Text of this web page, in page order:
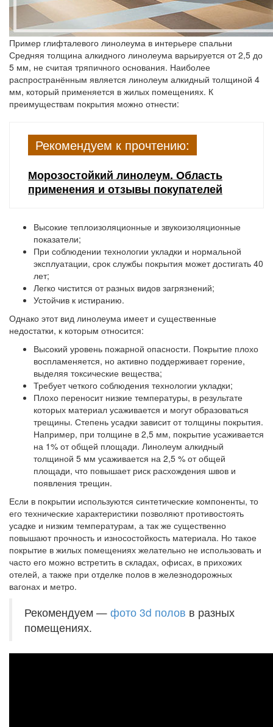
Пример глифталевого линолеума в интерьере спальни
Средняя толщина алкидного линолеума варьируется от 2,5 до
5 мм, не считая тряпичного основания. Наиболее
распространённым является линолеум алкидный толщиной 4
мм, который применяется в жилых помещениях. К
преимуществам покрытия можно отнести:
Рекомендуем к прочтению:
Морозостойкий линолеум. Область
применения и отзывы покупателей
Высокие теплоизоляционные и звукоизоляционные
показатели;
При соблюдении технологии укладки и нормальной
эксплуатации, срок службы покрытия может достигать 40
лет;
Легко чистится от разных видов загрязнений;
Устойчив к истиранию.
Однако этот вид линолеума имеет и существенные
недостатки, к которым относится:
Высокий уровень пожарной опасности. Покрытие плохо
воспламеняется, но активно поддерживает горение,
выделяя токсические вещества;
Требует четкого соблюдения технологии укладки;
Плохо переносит низкие температуры, в результате
которых материал усаживается и могут образоваться
трещины. Степень усадки зависит от толщины покрытия.
Например, при толщине в 2,5 мм, покрытие усаживается
на 1% от общей площади. Линолеум алкидный
толщиной 5 мм усаживается на 2,5 % от общей
площади, что повышает риск расхождения швов и
появления трещин.
Если в покрытии используются синтетические компоненты, то
его технические характеристики позволяют противостоять
усадке и низким температурам, а так же существенно
повышают прочность и износостойкость материала. Но такое
покрытие в жилых помещениях желательно не использовать и
часто его можно встретить в складах, офисах, в прихожих
отелей, а также при отделке полов в железнодорожных
вагонах и метро.
Рекомендуем — фото 3d полов в разных
помещениях.